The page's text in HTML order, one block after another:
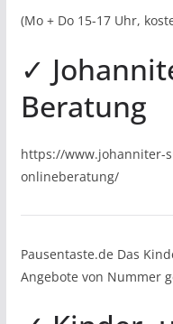
(Mo + Do 15-17 Uhr,
✓
Beratung
https://www.johanniter-
onlineberatung/
Pausentaste.de Das
Angebote von Nummer